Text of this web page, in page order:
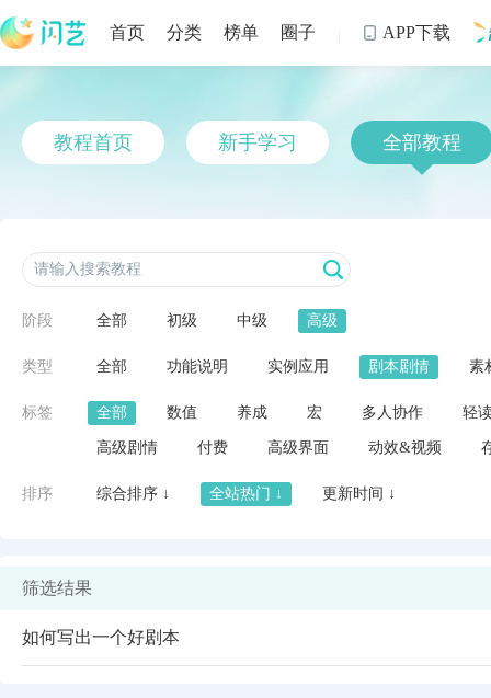
首页 分类 榜单 圈子  APP下载
教程首页 新手学习 全部教程
阶段 全部 初级 中级 高级
类型 全部 功能说明 实例应用 剧本剧情 素
标签 全部 数值 养成 宏 多人协作 轻
高级剧情 付费 高级界面 动效&视频
排序 综合排序 ↓ 全站热门 ↓ 更新时间 ↓
筛选结果
如何写出一个好剧本